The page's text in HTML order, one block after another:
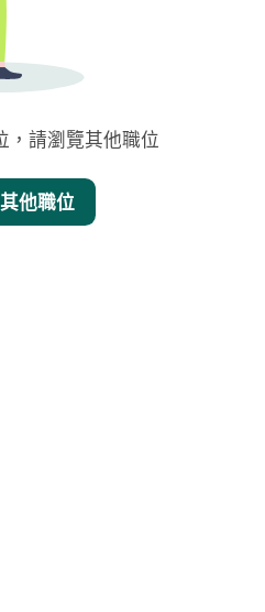
，請瀏覽其他職位
他職位